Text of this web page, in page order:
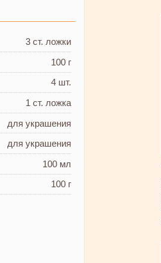
3 ст. ложки
100 г
4 шт.
1 ст. ложка
для украшения
для украшения
100 мл
100 г